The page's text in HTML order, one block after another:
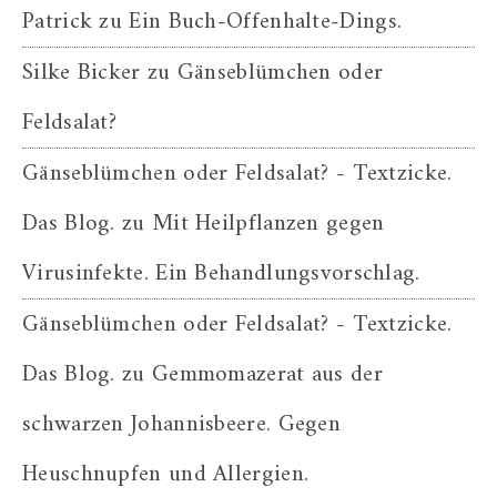
PatrickzuEin Buch-Offenhalte-Dings.
Silke Bickerzu Gänseblümchen oder
Feldsalat?
Gänseblümchen oder Feldsalat? - Textzicke.
Das Blog. zu Mit Heilpflanzen gegen
Virusinfekte. Ein Behandlungsvorschlag.
Gänseblümchen oder Feldsalat? - Textzicke.
Das Blog. zu Gemmomazerat aus der
schwarzen Johannisbeere. Gegen
Heuschnupfen und Allergien.